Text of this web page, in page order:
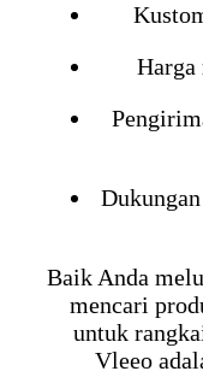
Baik Anda
mencari
untuk
Vleeo